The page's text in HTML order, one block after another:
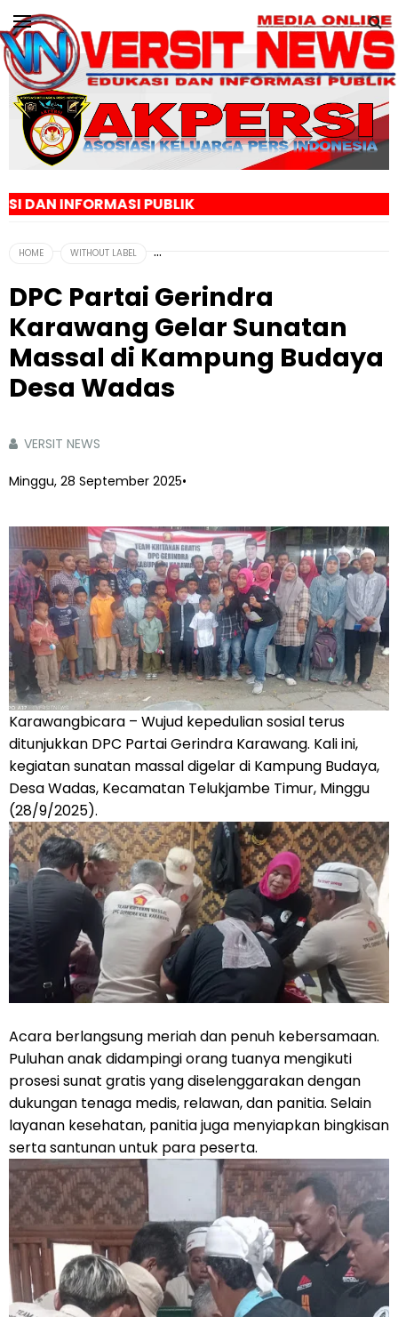
PUBLIK
HOME WITHOUT LABEL
DPC Partai Gerindra
Karawang Gelar Sunatan
Massal di Kampung Budaya
Desa Wadas‎
VERSIT NEWS
Minggu, 28 September 2025•
Karawangbicara – Wujud kepedulian sosial terus
ditunjukkan DPC Partai Gerindra Karawang. Kali ini,
kegiatan sunatan massal digelar di Kampung Budaya,
Desa Wadas, Kecamatan Telukjambe Timur, Minggu
(28/9/2025).
‎Acara berlangsung meriah dan penuh kebersamaan.
Puluhan anak didampingi orang tuanya mengikuti
prosesi sunat gratis yang diselenggarakan dengan
dukungan tenaga medis, relawan, dan panitia. Selain
layanan kesehatan, panitia juga menyiapkan bingkisan
serta santunan untuk para peserta.